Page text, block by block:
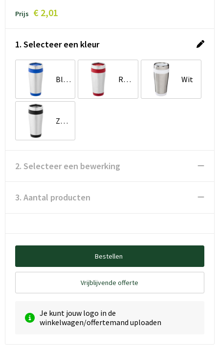
Prijs € 2,01
1. Selecteer een kleur
Blauw Rood Wit
Zwart
2. Selecteer een bewerking
3. Aantal producten
Bestellen
Vrijblijvende offerte
Je kunt jouw logo in de
winkelwagen/offertemand uploaden